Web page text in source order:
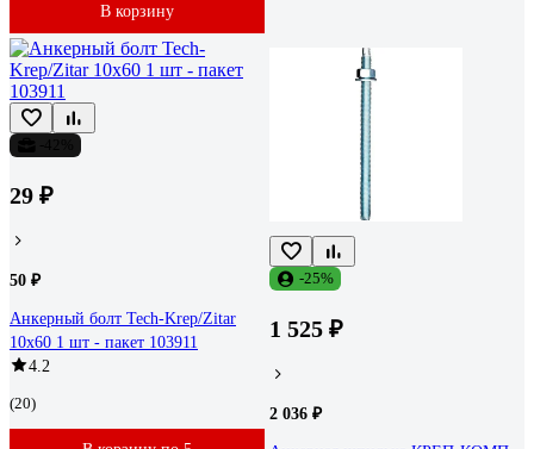
В корзину
29 ₽
50 ₽
Анкерный болт Tech-Krep/Zitar
10х60 1 шт - пакет 103911
4.2
(20)
-25%
1 525 ₽
2 036 ₽